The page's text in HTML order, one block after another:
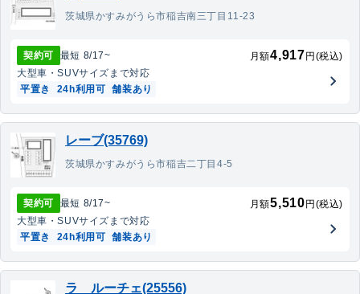
茨城県かすみがうら市稲吉南三丁目11-23
契約可 最短 8/17~ 月額4,917 円(税込)
大型車・SUVサイズまで対応
平置き
24h利用可 舗装あり
レーブ(35769)
茨城県かすみがうら市稲吉二丁目4-5
契約可 最短 8/17~ 月額5,510 円(税込)
大型車・SUVサイズまで対応
平置き
24h利用可 舗装あり
ラ ルーチェ(25556)